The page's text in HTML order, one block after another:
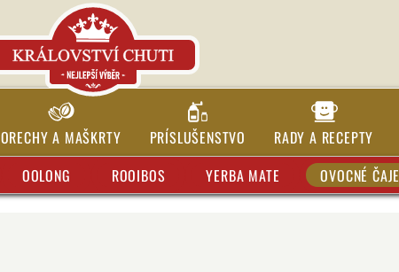
ORECHY A MAŠKRTY PRÍSLUŠENSTVO RADY A RECEPTY
OOLONG ROOIBOS YERBA MATE OVOCNÉ ČAJE